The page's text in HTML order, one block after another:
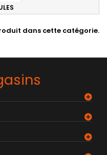
dans cette catégorie.